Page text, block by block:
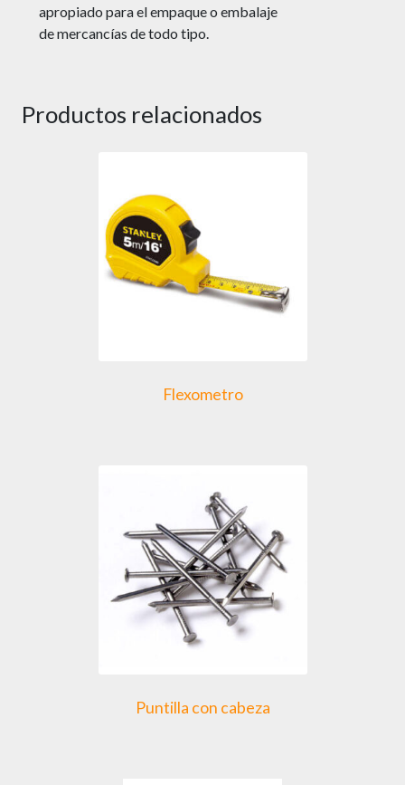
apropiado para el empaque o embalaje
de mercancías de todo tipo.
Productos relacionados
Flexometro
Puntilla con cabeza